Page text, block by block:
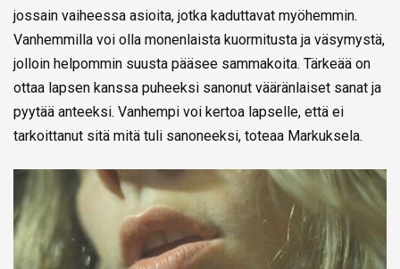
jossain vaiheessa asioita, jotka kaduttavat myöhemmin.
Vanhemmilla voi olla monenlaista kuormitusta ja väsymystä,
jolloin helpommin suusta pääsee sammakoita. Tärkeää on
ottaa lapsen kanssa puheeksi sanonut vääränlaiset sanat ja
pyytää anteeksi. Vanhempi voi kertoa lapselle, että ei
tarkoittanut sitä mitä tuli sanoneeksi, toteaa Markuksela.